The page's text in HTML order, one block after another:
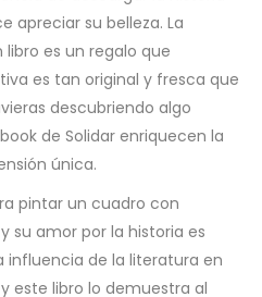
apreciar su belleza. La
es un regalo que
es tan original y fresca que
descubriendo algo
de Solidar enriquecen la
única.
pintar un cuadro con
su amor por la historia es
influencia de la literatura en
este libro lo demuestra al